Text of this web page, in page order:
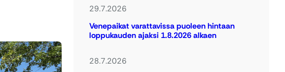
29.7.2026
Venepaikat varattavissa puoleen hintaan
loppukauden ajaksi 1.8.2026 alkaen
28.7.2026